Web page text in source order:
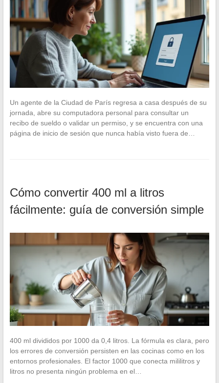
Un agente de la Ciudad de París regresa a casa después de su
jornada, abre su computadora personal para consultar un
recibo de sueldo o validar un permiso, y se encuentra con una
página de inicio de sesión que nunca había visto fuera de…
Cómo convertir 400 ml a litros
fácilmente: guía de conversión simple
400 ml divididos por 1000 da 0,4 litros. La fórmula es clara, pero
los errores de conversión persisten en las cocinas como en los
entornos profesionales. El factor 1000 que conecta mililitros y
litros no presenta ningún problema en el…